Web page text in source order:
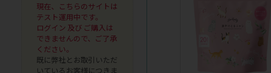
現在、こちらのサイトは
テスト運用中です。
ログイン 及び ご購入は
できませんので、ご了承
ください。
既に弊社とお取引いただ
いているお客様につきま